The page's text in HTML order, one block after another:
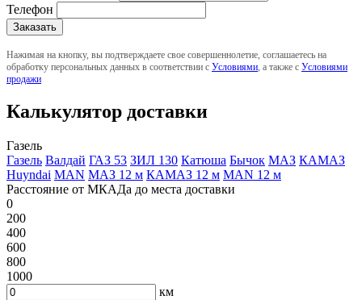
Телефон
Нажимая на кнопку, вы подтверждаете свое совершеннолетие, соглашаетесь на
обработку персональных данных в соответствии с Условиями , а также с Условиями
продажи
Калькулятор доставки
Газель
Газель Валдай ГАЗ 53 ЗИЛ 130 Катюша Бычок МАЗ КАМАЗ
Huyndai MAN МАЗ 12 м КАМАЗ 12 м MAN 12 м
Расстояние от МКАДа до места доставки
0
200
400
600
800
1000
км